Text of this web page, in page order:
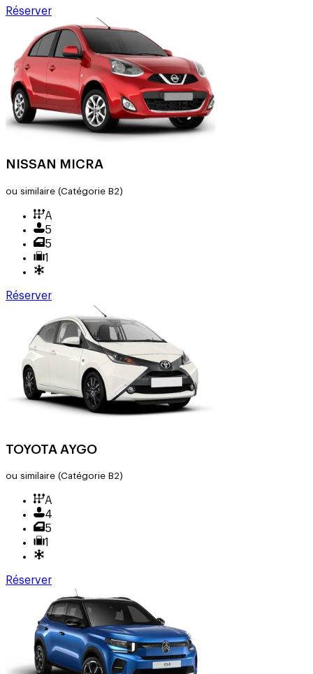
Réserver
NISSAN MICRA
ou similaire (Catégorie B2)
A
5
5
1
Réserver
TOYOTA AYGO
ou similaire (Catégorie B2)
A
4
5
1
Réserver